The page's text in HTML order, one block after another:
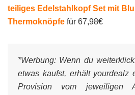
teiliges Edelstahlkopf Set mit
Thermoknöpfe für 67,98€
*Werbung: Wenn du
etwas kaufst, erhält yourdealz
Provision vom jeweiligen